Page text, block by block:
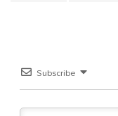
Subscribe